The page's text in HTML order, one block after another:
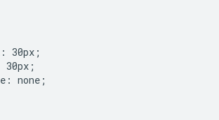
30px;
30px;
none;